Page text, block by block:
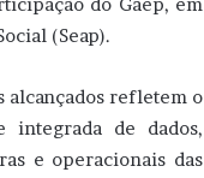
(Seap).
alcançados refletem o
integrada de dados,
e operacionais das